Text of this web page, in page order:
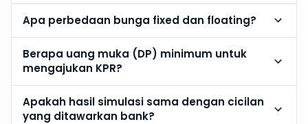
Apa perbedaan bunga fixed dan floating?
Berapa uang muka (DP) minimum untuk
mengajukan KPR?
Apakah hasil simulasi sama dengan cicilan
yang ditawarkan bank?